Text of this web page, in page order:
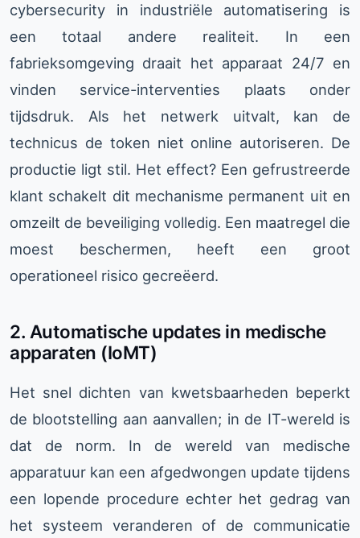
cybersecurity in industriële automatisering is
een totaal andere realiteit. In een
fabrieksomgeving draait het apparaat 24/7 en
vinden service-interventies plaats onder
tijdsdruk. Als het netwerk uitvalt, kan de
technicus de token niet online autoriseren. De
productie ligt stil. Het effect? Een gefrustreerde
klant schakelt dit mechanisme permanent uit en
omzeilt de beveiliging volledig. Een maatregel die
moest beschermen, heeft een groot
operationeel risico gecreëerd.
2. Automatische updates in medische
apparaten (IoMT)
Het snel dichten van kwetsbaarheden beperkt
de blootstelling aan aanvallen; in de IT-wereld is
dat de norm. In de wereld van medische
apparatuur kan een afgedwongen update tijdens
een lopende procedure echter het gedrag van
het systeem veranderen of de communicatie